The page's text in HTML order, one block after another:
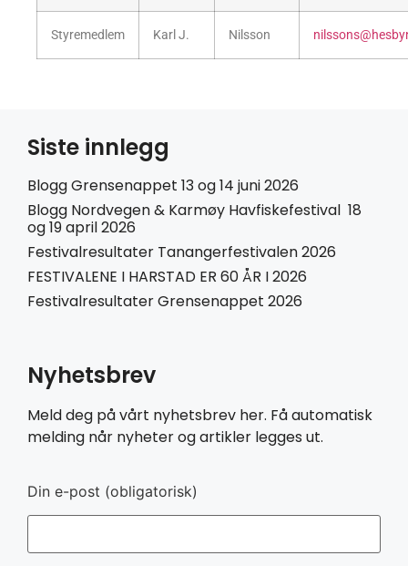
Styremedlem Karl J. Nilsson
Siste innlegg
Blogg Grensenappet 13 og 14 juni 2026
Blogg Nordvegen & Karmøy Havfiskefestival 18
og 19 april 2026
Festivalresultater Tanangerfestivalen 2026
FESTIVALENE I HARSTAD ER 60 ÅR I 2026
Festivalresultater Grensenappet 2026
Nyhetsbrev
Meld deg på vårt nyhetsbrev her. Få automatisk
melding når nyheter og artikler legges ut.
Din e-post (obligatorisk)